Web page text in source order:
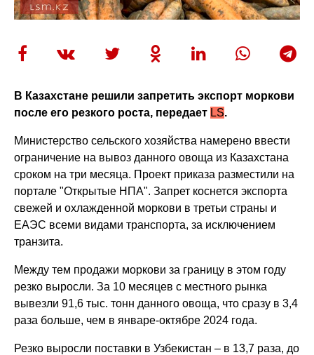
В Казахстане решили запретить экспорт моркови
после его резкого роста, передает LS.
Министерство сельского хозяйства намерено ввести
ограничение на вывоз данного овоща из Казахстана
сроком на три месяца. Проект приказа разместили на
портале "Открытые НПА". Запрет коснется экспорта
свежей и охлажденной моркови в третьи страны и
ЕАЭС всеми видами транспорта, за исключением
транзита.
Между тем продажи моркови за границу в этом году
резко выросли. За 10 месяцев с местного рынка
вывезли 91,6 тыс. тонн данного овоща, что сразу в 3,4
раза больше, чем в январе-октябре 2024 года.
Резко выросли поставки в Узбекистан – в 13,7 раза, до